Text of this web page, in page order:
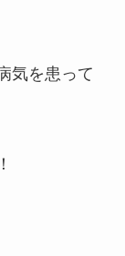
気を患って